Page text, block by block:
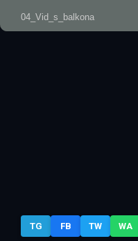
04_Vid_s_balkona
TG FB TW WA